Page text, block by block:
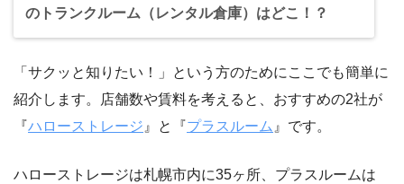
のトランクルーム（レンタル倉庫）はどこ！？
「サクッと知りたい！」という方のためにここでも簡単に
紹介します。店舗数や賃料を考えると、おすすめの2社が
『ハローストレージ 』と『プラスルーム 』です。
ハローストレージは札幌市内に35ヶ所、プラスルームは